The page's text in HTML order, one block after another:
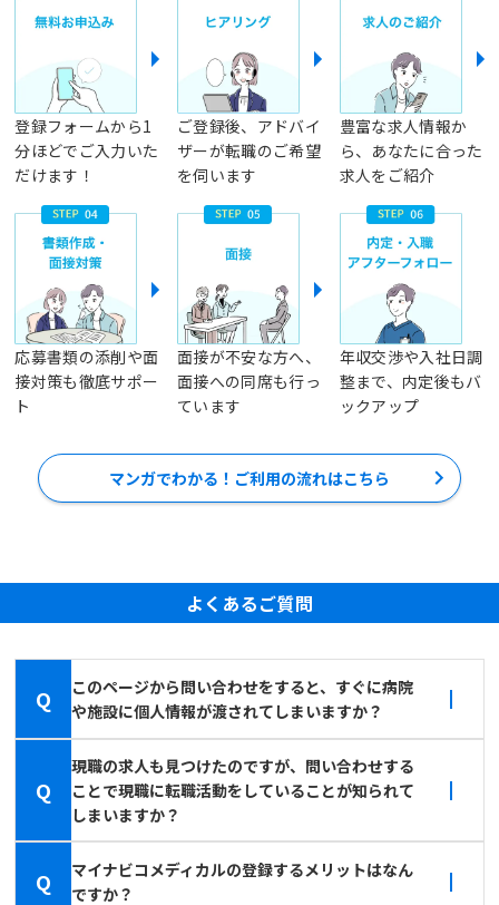
登録フォームから1
分ほどでご入力いた
だけます！
ご登録後、アドバイ
ザーが転職のご希望
を伺います
豊富な求人情報か
ら、あなたに合った
求人をご紹介
応募書類の添削や面
接対策も徹底サポー
ト
面接が不安な方へ、
面接への同席も行っ
ています
年収交渉や入社日調
整まで、内定後もバ
ックアップ
マンガでわかる！ご利用の流れはこちら
よくあるご質問
Q
このページから問い合わせをすると、すぐに病院
や施設に個人情報が渡されてしまいますか？
Q
現職の求人も見つけたのですが、問い合わせする
ことで現職に転職活動をしていることが知られて
しまいますか？
Q
マイナビコメディカルの登録するメリットはなん
ですか？